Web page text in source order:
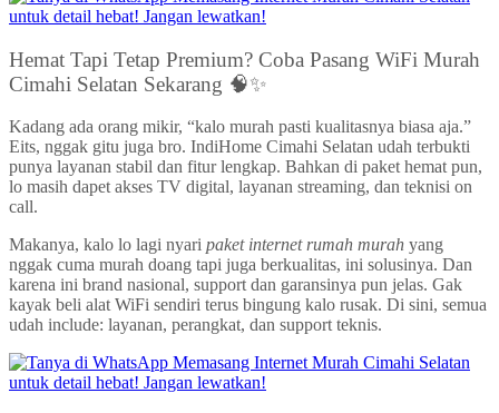
Hemat Tapi Tetap Premium? Coba Pasang WiFi Murah
Cimahi Selatan Sekarang 🧠✨
Kadang ada orang mikir, “kalo murah pasti kualitasnya biasa aja.”
Eits, nggak gitu juga bro. IndiHome Cimahi Selatan udah terbukti
punya layanan stabil dan fitur lengkap. Bahkan di paket hemat pun,
lo masih dapet akses TV digital, layanan streaming, dan teknisi on
call.
Makanya, kalo lo lagi nyari paket internet rumah murah yang
nggak cuma murah doang tapi juga berkualitas, ini solusinya. Dan
karena ini brand nasional, support dan garansinya pun jelas. Gak
kayak beli alat WiFi sendiri terus bingung kalo rusak. Di sini, semua
udah include: layanan, perangkat, dan support teknis.